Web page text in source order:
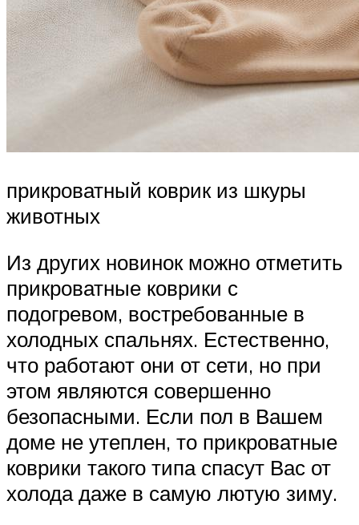
прикроватный коврик из шкуры
животных
Из других новинок можно отметить
прикроватные коврики с
подогревом, востребованные в
холодных спальнях. Естественно,
что работают они от сети, но при
этом являются совершенно
безопасными. Если пол в Вашем
доме не утеплен, то прикроватные
коврики такого типа спасут Вас от
холода даже в самую лютую зиму.